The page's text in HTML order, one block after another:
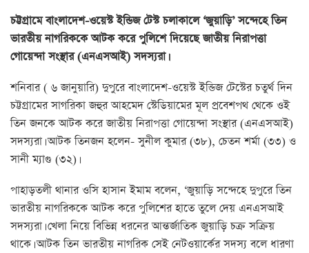
চট্টগ্রামে বাংলাদেশ-ওয়েস্ট ইন্ডিজ টেস্ট চলাকালে ‘জুয়াড়ি’ সন্দেহে তিন
ভারতীয় নাগরিককে আটক করে পুলিশে দিয়েছে জাতীয় নিরাপত্তা
গোয়েন্দা সংস্থার (এনএসআই) সদস্যরা।
শনিবার ( ৬ জানুয়ারি) দুপুরে বাংলাদেশ-ওয়েস্ট ইন্ডিজ টেস্টের চতুর্থ দিন
চট্টগ্রামের সাগরিকা জহুর আহমেদ স্টেডিয়ামের মূল প্রবেশপথ থেকে ওই
তিন জনকে আটক করে জাতীয় নিরাপত্তা গোয়েন্দা সংস্থার (এনএসআই)
সদস্যরা। আটক তিনজন হলেন- সুনীল কুমার (৩৮), চেতন শর্মা (৩৩) ও
সানী ম্যাগু (৩২)।
পাহাড়তলী থানার ওসি হাসান ইমাম বলেন, ‘জুয়াড়ি সন্দেহে দুপুরে তিন
ভারতীয় নাগরিককে আটক করে পুলিশের হাতে তুলে দেয় এনএসআই
সদস্যরা। খেলা নিয়ে বিভিন্ন ধরনের আন্তর্জাতিক জুয়াড়ি চক্র সক্রিয়
থাকে। আটক তিন ভারতীয় নাগরিক সেই নেটওয়ার্কের সদস্য বলে ধারণা